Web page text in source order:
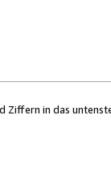
in das